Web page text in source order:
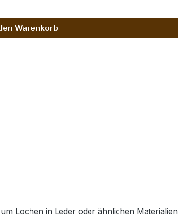
Warenkorb
Lochen in Leder oder ähnlichen